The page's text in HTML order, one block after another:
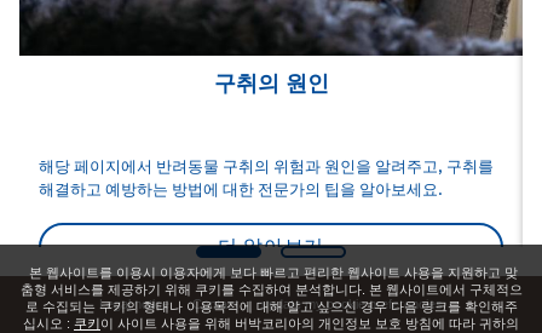
구취의 원인
해당 페이지에서 반려동물 구취의 위험과 원인을 알려주고, 구취를
해결하고 예방하는 방법에 대한 전문가의 팁을 알아보세요.
더 알아보기
Legal notice Contact update my cookie preferencies
본 웹사이트를 이용시 이용자에게 보다 빠르고 편리한 웹사이트 사용을 지원하고 맞
춤형 서비스를 제공하기 위해 쿠키를 수집하여 분석합니다. 본 웹사이트에서 구체적으
로 수집되는 쿠키의 형태나 이용목적에 대해 알고 싶으신 경우 다음 링크를 확인해주
십시오 : 쿠키이 사이트 사용을 위해 버박코리아의 개인정보 보호 방침에 따라 귀하의